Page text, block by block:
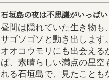
石垣島の夜は不思議がいっぱい
昼間は隠れていた生き物も
サゴソゴソと動き出します
オオコウモリにも出会える
ば、素晴らしい満点の星空
れる石垣島で、見たことも